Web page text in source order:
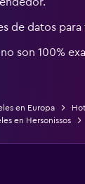
de datos para
son 100%
en Europa
en Hersonissos